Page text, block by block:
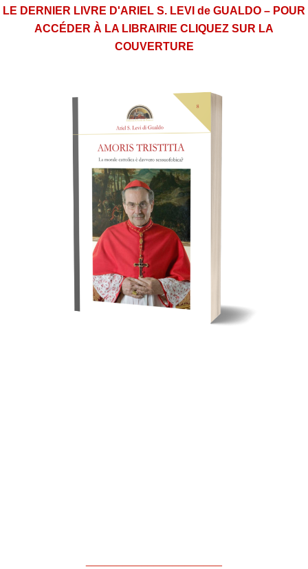
LE DERNIER LIVRE D'ARIEL S. LEVI de GUALDO – POUR
ACCÉDER À LA LIBRAIRIE CLIQUEZ SUR LA
COUVERTURE